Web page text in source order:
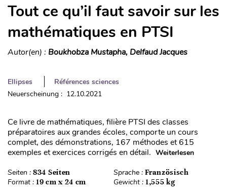
Tout ce qu’il faut savoir sur les
mathématiques en PTSI
Autor(en) : Boukhobza Mustapha, Delfaud Jacques
Ellipses
Références sciences
Neuerscheinung : 12.10.2021
Ce livre de mathématiques, filière PTSI des classes
préparatoires aux grandes écoles, comporte un cours
complet, des démonstrations, 167 méthodes et 615
exemples et exercices corrigés en détail. Weiterlesen
Seiten : 834 Seiten Sprache : Französisch
Format : 19 cm x 24 cm Gewicht : 1,555 kg